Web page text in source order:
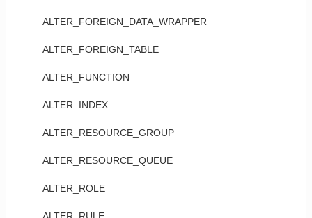
ALTER_FOREIGN_DATA_WRAPPER
ALTER_FOREIGN_TABLE
ALTER_FUNCTION
ALTER_INDEX
ALTER_RESOURCE_GROUP
ALTER_RESOURCE_QUEUE
ALTER_ROLE